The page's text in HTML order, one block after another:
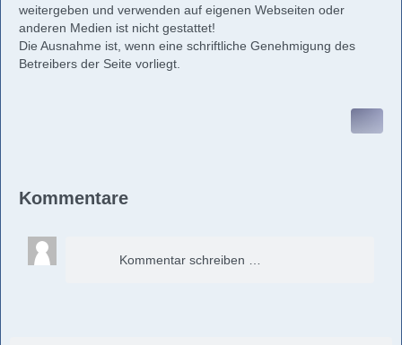
weitergeben und verwenden auf eigenen Webseiten oder
anderen Medien ist nicht gestattet!
Die Ausnahme ist, wenn eine schriftliche Genehmigung des
Betreibers der Seite vorliegt.
Kommentare
Kommentar schreiben …